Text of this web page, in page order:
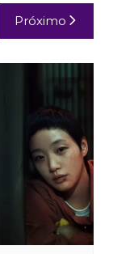
Próximo